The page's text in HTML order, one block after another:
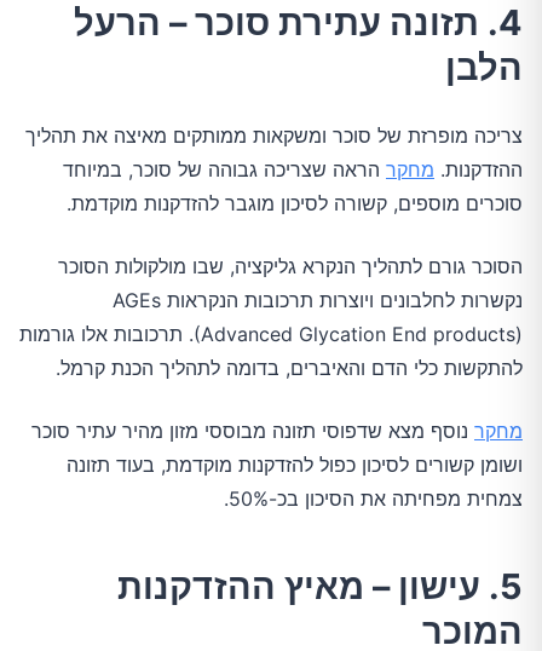
4. תזונה עתירת סוכר – הרעל
הלבן
צריכה מופרזת של סוכר ומשקאות ממותקים מאיצה את תהליך
ההזדקנות. מחקר הראה שצריכה גבוהה של סוכר, במיוחד
סוכרים מוספים, קשורה לסיכון מוגבר להזדקנות מוקדמת.
הסוכר גורם לתהליך הנקרא גליקציה, שבו מולקולות הסוכר
נקשרות לחלבונים ויוצרות תרכובות הנקראות AGEs
(Advanced Glycation End products). תרכובות אלו גורמות
להתקשות כלי הדם והאיברים, בדומה לתהליך הכנת קרמל.
מחקר נוסף מצא שדפוסי תזונה מבוססי מזון מהיר עתיר סוכר
ושומן קשורים לסיכון כפול להזדקנות מוקדמת, בעוד תזונה
צמחית מפחיתה את הסיכון בכ-50%.
5. עישון – מאיץ ההזדקנות
המוכר